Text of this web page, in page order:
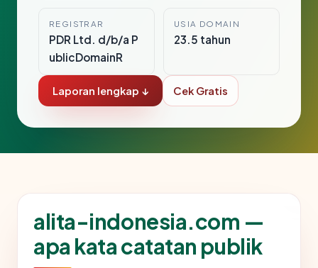
REGISTRAR
PDR Ltd. d/b/a P
ublicDomainR
USIA DOMAIN
23.5 tahun
Laporan lengkap ↓ Cek Gratis
alita-indonesia.com —
apa kata catatan publik